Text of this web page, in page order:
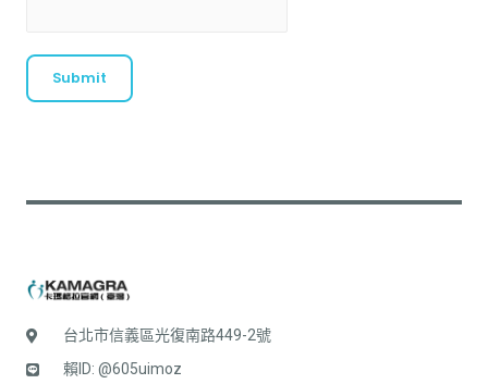
Submit
台北市信義區光復南路449-2號
賴ID: @605uimoz